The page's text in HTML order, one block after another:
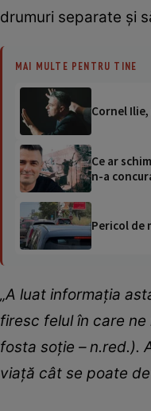
drumuri separate și
MAI MULTE PENTRU TINE
Cornel
Ce ar
n-a
Pericol de
„A luat informația
firesc felul în care
fosta soție – n.red.).
viață cât se poate